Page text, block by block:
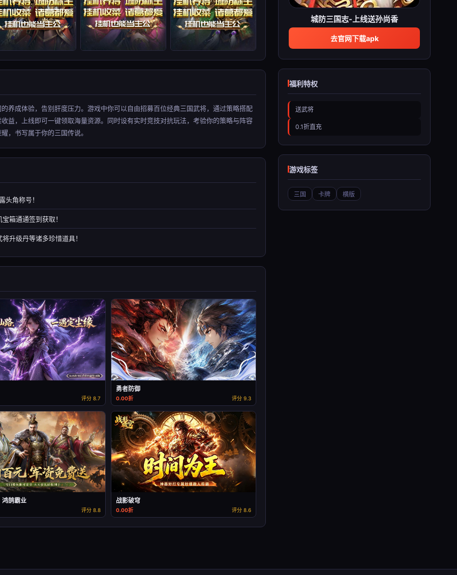
养成体验，告别肝度压力。游戏中你可以自由招募百位经典三国武将，通过策略搭配
益，上线即可一键领取海量资源。同时设有实时竞技对抗玩法，考验你的策略与阵容
，书写属于你的三国传说。
头角称号！
箱通通签到获取！
升级丹等诸多珍惜道具！
评分 8.7
勇者防御
0.00折 评分 9.3
鸿鹄霸业
评分 8.8
战影破穹
0.00折 评分 8.6
城防三国志-上线送孙尚香
去官网下载apk
福利特权
送武将
0.1折直充
游戏标签
三国 卡牌 横版